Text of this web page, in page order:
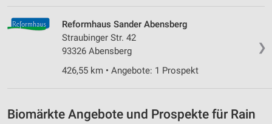
❯
Reformhaus Sander Abensberg
Straubinger Str. 42
93326 Abensberg
426,55 km • Angebote: 1 Prospekt
Biomärkte Angebote und Prospekte für Rain
IAB-Besonderheiten:
Verwendung genauer Standortdaten
Informationen identifizieren
Notwendig